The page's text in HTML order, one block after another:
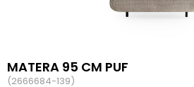
MATERA 95 CM PUF
(2666684-139)